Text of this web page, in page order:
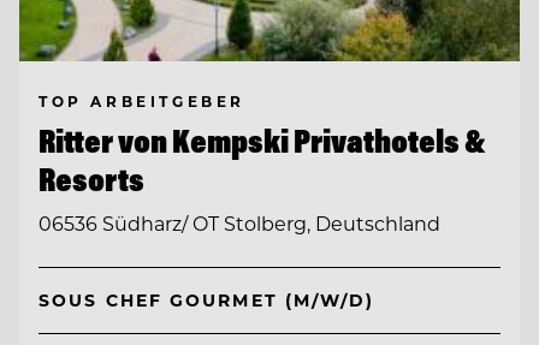
TOP ARBEITGEBER
Ritter von Kempski Privathotels &
Resorts
06536 Südharz/ OT Stolberg, Deutschland
SOUS CHEF GOURMET (M/W/D)